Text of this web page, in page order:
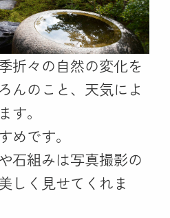
折々の自然の変化を
んのこと、天気によ
す。
めです。
石組みは写真撮影の
しく見せてくれま